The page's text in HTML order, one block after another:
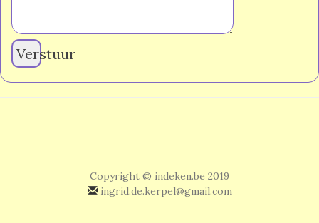
Verstuur
Copyright © indeken.be 2019
ingrid.de.kerpel@gmail.com